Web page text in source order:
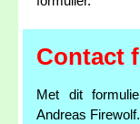
Contact
Met dit
Andreas Firewolf.